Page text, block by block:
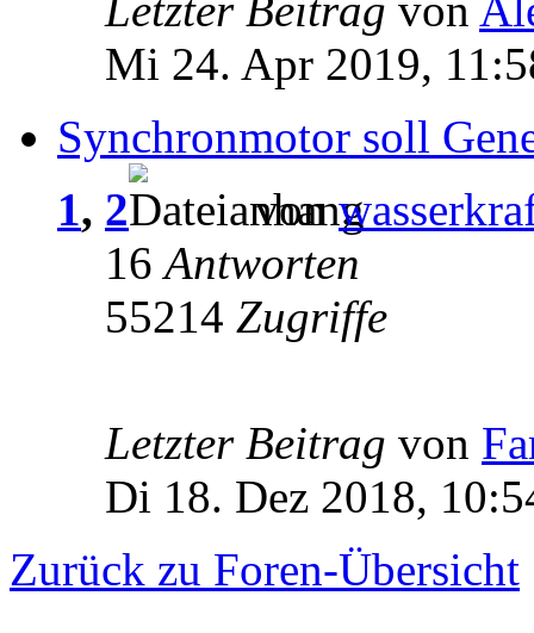
Letzter Beitrag von
Mi 24. Apr 2019,
Synchronmotor soll
1, 2 von
16Antworten
55214 Zugriffe
Letzter Beitrag von
Di 18. Dez 2018,
Zurück zu Foren-Übersicht